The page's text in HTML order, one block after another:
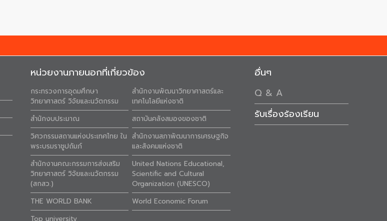
หน่วยงานภายนอกที่เกี่ยวข้อง
กระทรวงการอุดมศึกษา
วิทยาศาสตร์ วิจัยและนวัตกรรม
สำนักงานพัฒนาวิทยาศาสตร์และ
เทคโนโลยีแห่งชาติ
สำนักงบประมาณ
สถาบันคลังสมองของชาติ
วิศวกรรมสถานแห่งประเทศไทย ใน
พระบรมราชูปถัมภ์
สำนักงานสภาพัฒนาการเศรษฐกิจ
และสังคมแห่งชาติ
สำนักงานคณะกรรมการส่งเสริม
วิทยาศาสตร์ วิจัยและนวัตกรรม
(สกสว.)
United Nations Educational,
Scientific and Cultural
Organization (UNESCO)
THE WORLD BANK
World Economic Forum
Top university
อื่นๆ
Q & A
รับเรื่องร้องเรียน